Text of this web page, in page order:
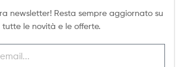
newsletter! Resta sempre aggiornato su
tutte le novità e le offerte.